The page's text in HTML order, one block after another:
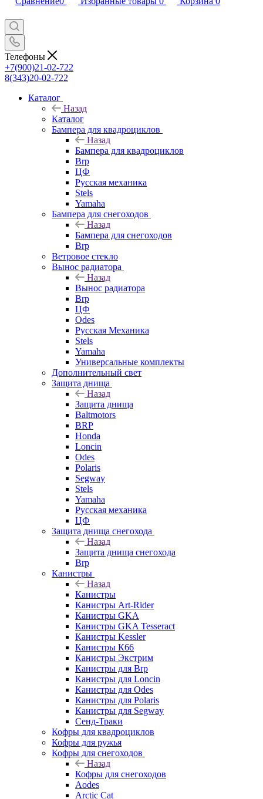
Телефоны
+7(900)21-02-722
8(343)20-02-722
Каталог
Назад
Каталог
Бампера для квадроциклов
Назад
Бампера для квадроциклов
Brp
ЦФ
Русская механика
Stels
Yamaha
Бампера для снегоходов
Назад
Бампера для снегоходов
Brp
Ветровое стекло
Вынос радиатора
Назад
Вынос радиатора
Brp
ЦФ
Odes
Русская Механика
Stels
Yamaha
Универсальные комплекты
Дополнительный свет
Защита днища
Назад
Защита днища
Baltmotors
BRP
Honda
Loncin
Odes
Polaris
Segway
Stels
Yamaha
Русская механика
ЦФ
Защита днища снегохода
Назад
Защита днища снегохода
Brp
Канистры
Назад
Канистры
Канистры Art-Rider
Канистры GKA
Канистры GKA Tesseract
Канистры Kessler
Канистры К66
Канистры Экстрим
Канистры для Brp
Канистры для Loncin
Канистры для Odes
Канистры для Polaris
Канистры для Segway
Сенд-Траки
Кофры для квадроциклов
Кофры для ружья
Кофры для снегоходов
Назад
Кофры для снегоходов
Aodes
Arctic Cat